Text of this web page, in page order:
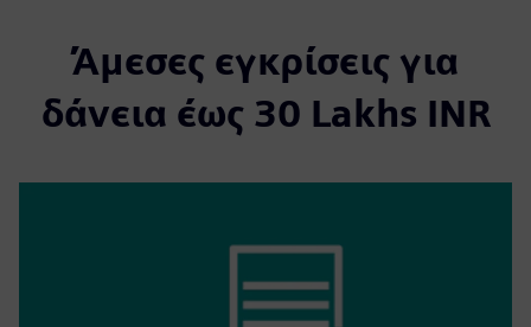
Άμεσες εγκρίσεις για
δάνεια έως 30 Lakhs INR